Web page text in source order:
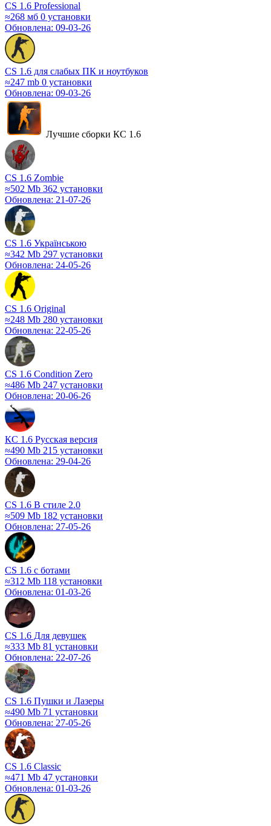
CS 1.6 Professional
≈268 мб 0 установки
Обновлена: 09-03-26
CS 1.6 для слабых ПК и ноутбуков
≈247 mb 0 установки
Обновлена: 09-03-26
Лучшие сборки КС 1.6
СS 1.6 Zombie
≈502 Mb 362 установки
Обновлена: 21-07-26
СS 1.6 Українською
≈342 Mb 297 установки
Обновлена: 24-05-26
CS 1.6 Original
≈248 Mb 280 установки
Обновлена: 22-05-26
CS 1.6 Condition Zero
≈486 Mb 247 установки
Обновлена: 20-06-26
КС 1.6 Русская версия
≈490 Mb 215 установки
Обновлена: 29-04-26
CS 1.6 В стиле 2.0
≈509 Mb 182 установки
Обновлена: 27-05-26
CS 1.6 c ботами
≈312 Mb 118 установки
Обновлена: 01-03-26
CS 1.6 Для девушек
≈333 Mb 81 установки
Обновлена: 22-07-26
CS 1.6 Пушки и Лазеры
≈490 Mb 71 установки
Обновлена: 27-05-26
CS 1.6 Classic
≈471 Mb 47 установки
Обновлена: 01-03-26